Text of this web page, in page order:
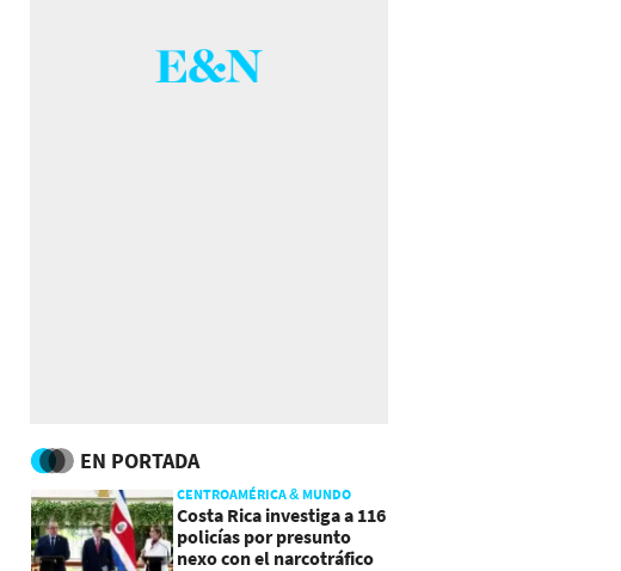
EN PORTADA
CENTROAMÉRICA & MUNDO
Costa Rica investiga a 116
policías por presunto
nexo con el narcotráfico